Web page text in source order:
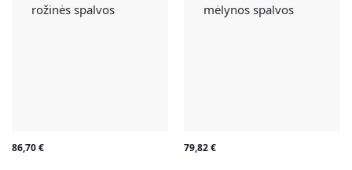
86,70€ 79,82€